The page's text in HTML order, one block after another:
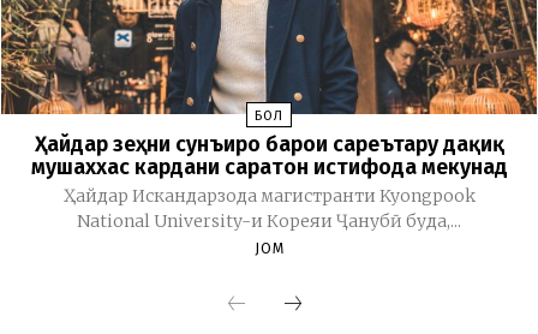
БОЛ
Ҳайдар зеҳни сунъиро барои сареътару дақиқ
мушаххас кардани саратон истифода мекунад
Ҳайдар Искандарзода магистранти Kyongpook
National University-и Кореяи Ҷанубӣ буда,...
JOM